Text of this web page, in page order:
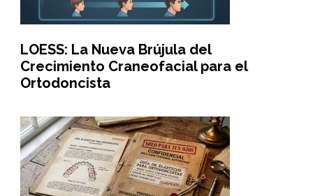
LOESS: La Nueva Brújula del
Crecimiento Craneofacial para el
Ortodoncista